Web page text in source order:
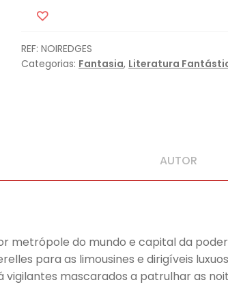
REF:NOIREDGES
Categorias: Fantasia, Literatura
AUTOR
metrópole do mundo e capital da
para as limousines e dirigíveis
mascarados a patrulhar as